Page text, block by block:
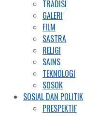
TRADISI
GALERI
FILM
SASTRA
RELIGI
SAINS
TEKNOLOGI
SOSOK
SOSIAL DAN POLITIK
PRESPEKTIF